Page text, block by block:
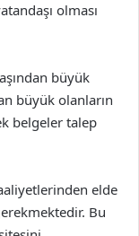
olması
büyük
büyük olanların
belgeler talep
elde
Bu